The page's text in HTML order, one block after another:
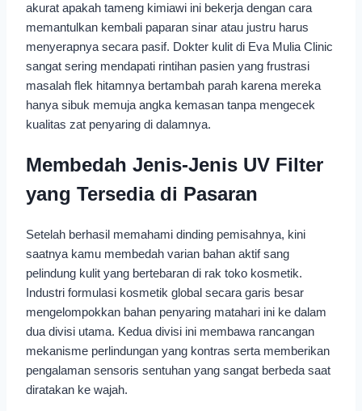
akurat apakah tameng kimiawi ini bekerja dengan cara
memantulkan kembali paparan sinar atau justru harus
menyerapnya secara pasif. Dokter kulit di Eva Mulia Clinic
sangat sering mendapati rintihan pasien yang frustrasi
masalah flek hitamnya bertambah parah karena mereka
hanya sibuk memuja angka kemasan tanpa mengecek
kualitas zat penyaring di dalamnya.
Membedah Jenis-Jenis UV Filter
yang Tersedia di Pasaran
Setelah berhasil memahami dinding pemisahnya, kini
saatnya kamu membedah varian bahan aktif sang
pelindung kulit yang bertebaran di rak toko kosmetik.
Industri formulasi kosmetik global secara garis besar
mengelompokkan bahan penyaring matahari ini ke dalam
dua divisi utama. Kedua divisi ini membawa rancangan
mekanisme perlindungan yang kontras serta memberikan
pengalaman sensoris sentuhan yang sangat berbeda saat
diratakan ke wajah.